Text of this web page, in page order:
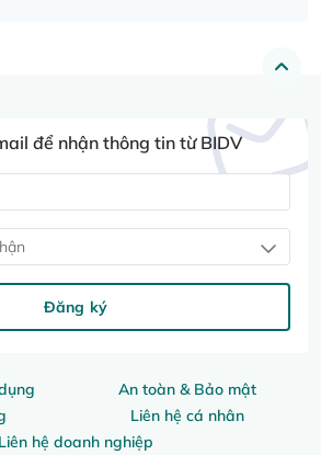
An toàn & Bảo mật
Liên hệ cá nhân
Liên hệ doanh nghiệp
để nhận thông tin từ BIDV
Đăng ký